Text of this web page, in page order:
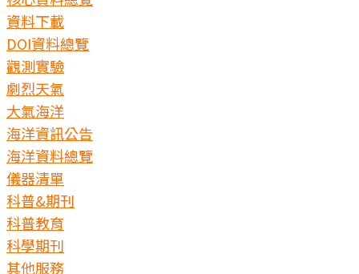
資料下載
DOI資料總覽
觀測實驗
劇烈天氣
大氣海洋
海洋資訊公告
海洋資料總覽
儀器清單
科普&期刊
科普教育
科學期刊
其他服務